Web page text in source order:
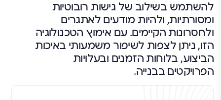
להשתמש בשילוב של גישות רובוטיות
ומסורתיות, ולהיות מודעים לאתגרים
ולחסרונות הקיימים. עם אימוץ הטכנולוגיה
הזו, ניתן לצפות לשיפור משמעותי באיכות
הביצוע, בלוחות הזמנים ובעלויות
הפרויקטים בבנייה.